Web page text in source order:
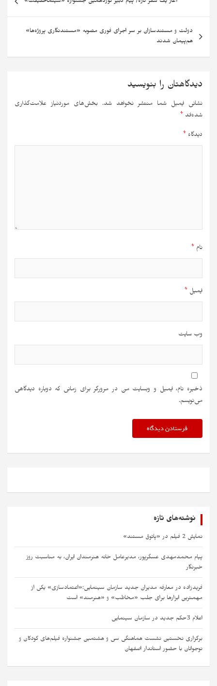
آغاز یک سفر تازه/ پیام دبیر نوزدهمین جشنواره «سینماحقیقت»
دولت و مستندسازان بر سر اجرای فوری مصوبه «مستندنگاری پروژه‌ها»
هم‌پیمان شدند
دیدگاهتان را بنویسید
نشانی ایمیل شما منتشر نخواهد شد. بخش‌های موردنیاز علامت‌گذاری
شده‌اند *
دیدگاه *
نام *
ایمیل *
وب‌ سایت
ذخیره نام، ایمیل و وبسایت من در مرورگر برای زمانی که دوباره دیدگاهی
می‌نویسم.
نوشته‌های تازه
نمایش 2 فیلم در «پاتوق مستند»
پیام محمدمهدی عسگرپور، مدیرعامل خانه‌ هنرمندان ایران، به مناسبت روز
خبرنگار
فریدزاده در معارفه مدیران جدید سازمان سینمایی:«اعتمادسازی» یکی از
مهمترین ابزارها برای جلب «مخاطب» و «هنرمند» است​ ​
اعلام 3حکم جدید در سازمان سینمایی
برگزاری نخستین نشست هماهنگی سی‌ و هشتمین جشنواره فیلم‌های کودکان و
نوجوانان با حضور استاندار اصفهان